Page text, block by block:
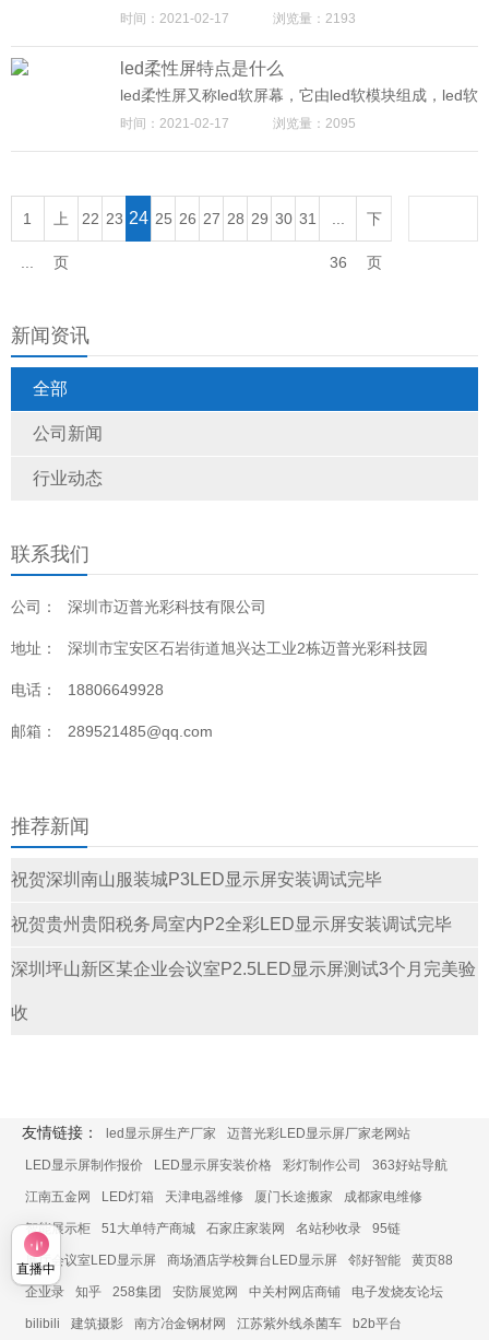
新闻资讯
全部
公司新闻
行业动态
联系我们
公司： 深圳市迈普光彩科技有限公司
地址： 深圳市宝安区石岩街道旭兴达工业2栋迈普光彩科技园
电话： 18806649928
邮箱： 289521485@qq.com
推荐新闻
祝贺深圳南山服装城P3LED显示屏安装调试完毕
祝贺贵州贵阳税务局室内P2全彩LED显示屏安装调试完毕
深圳坪山新区某企业会议室P2.5LED显示屏测试3个月完美验
收
艺、灯珠封装、控制系统的都进行了针对性的改进，
加上镂空设计的结构，通透性大为提高。在众多透明
显示技术中led透明屏是唯一不受尺寸面积设计，可以
任意大。“led透明屏”概念进行了大面积推广，业内诸
多产品包括玻璃屏、灯条屏、橱窗屏、广告屏、网格
等，也开始以此命名，引发“led透明屏”热潮。它有着
室内与户外区别：
时间：2021-02-17 浏览量：2193
led柔性屏特点是什么
led柔性屏又称led软屏幕，它由led软模块组成，led软
模块是制造led屏幕的一个软模块，它采用了柔性设
计。那么，led的灵活性有哪些特点？
时间：2021-02-17 浏览量：2095
1 上
页
22 23 24 25 26 27 28 29 30 31
36
下
页
友情链接： led显示屏生产厂家 迈普光彩LED显示屏厂家老网站
LED显示屏制作报价 LED显示屏安装价格 彩灯制作公司 363好站导航
江南五金网 LED灯箱 天津电器维修 厦门长途搬家 成都家电维修
智能展示柜 51大单特产商城 石家庄家装网 名站秒收录 95链
展厅会议室LED显示屏 商场酒店学校舞台LED显示屏 邻好智能 黄页88
企业录 知乎 258集团 安防展览网 中关村网店商铺 电子发烧友论坛
bilibili 建筑摄影 南方冶金钢材网 江苏紫外线杀菌车 b2b平台
直播中